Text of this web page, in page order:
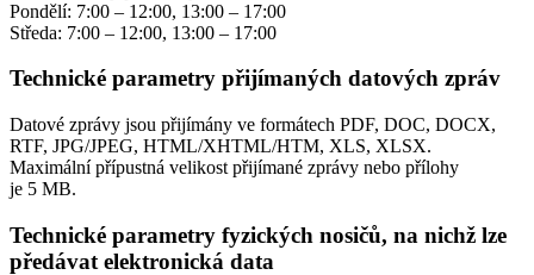
Pondělí: 7:00 – 12:00, 13:00 – 17:00
Středa: 7:00 – 12:00, 13:00 – 17:00
Technické parametry přijímaných datových zpráv
Datové zprávy jsou přijímány ve formátech PDF, DOC, DOCX,
RTF, JPG/JPEG, HTML/XHTML/HTM, XLS, XLSX.
Maximální přípustná velikost přijímané zprávy nebo přílohy
je 5 MB.
Technické parametry fyzických nosičů, na nichž lze
předávat elektronická data